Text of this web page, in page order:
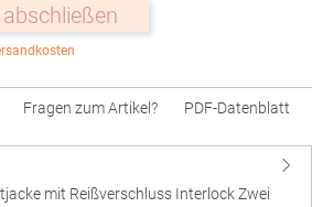
Fragen zum Artikel? PDF-Datenblatt
mit Reißverschluss Interlock Zwei